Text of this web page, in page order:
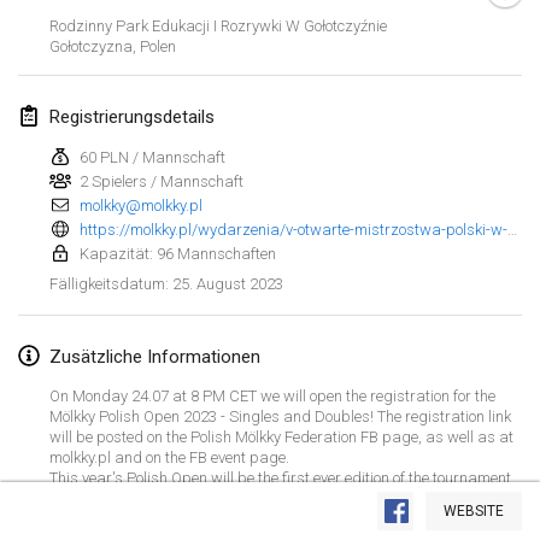
Liste anzeigen
Rodzinny Park Edukacji I Rozrywki W Gołotczyźnie
Gołotczyzna Polen
Registrierungsdetails
60 PLN / Mannschaft
2 Spielers / Mannschaft
molkky@molkky.pl
Kapazität: 96 Mannschaften
Fälligkeitsdatum: 25. August 2023
Zusätzliche Informationen
On Monday 24.07 at 8 PM CET we will open the registration for the
Mölkky Polish Open 2023 - Singles and Doubles! The registration link
will be posted on the Polish Mölkky Federation FB page, as well as at
molkky.pl and on the FB event page.
This year's Polish Open will be the first ever edition of the tournament
to be played on grit fields! We will play in Gołotczyzna, located in
central Poland, about 1.5 h by car or train from Warsaw.
WEBSITE
Open Grégorien
4. Feb. 2023|Frankreich
SingeliDuppeli
4. Feb. 2023|Finnland
SM HalliMölkky - Finnish Championship
18. Feb. 2023|Frankreich
Faschings-Mölkky